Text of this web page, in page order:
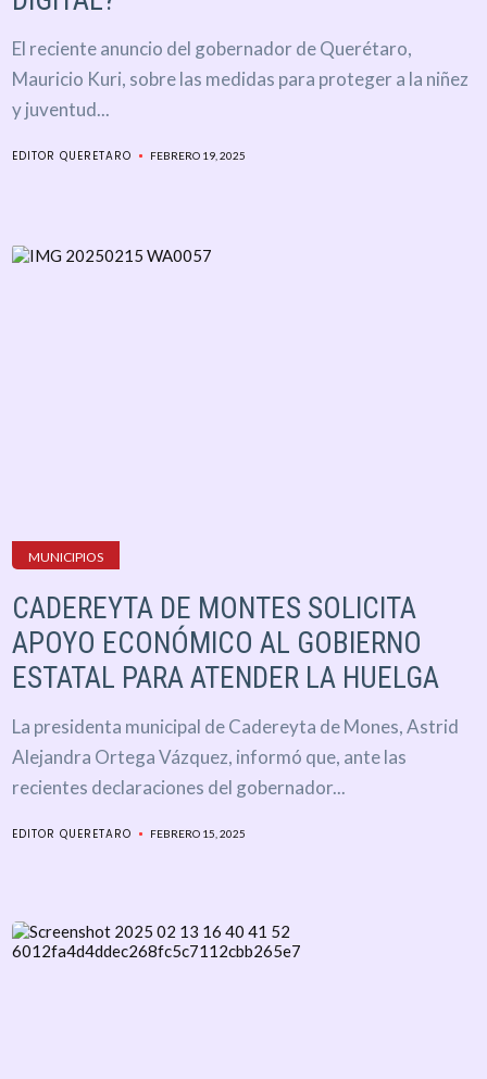
El reciente anuncio del gobernador de Querétaro,
Mauricio Kuri, sobre las medidas para proteger a la niñez
y juventud...
EDITOR QUERETARO FEBRERO 19, 2025
MUNICIPIOS
CADEREYTA DE MONTES SOLICITA
APOYO ECONÓMICO AL GOBIERNO
ESTATAL PARA ATENDER LA HUELGA
La presidenta municipal de Cadereyta de Mones, Astrid
Alejandra Ortega Vázquez, informó que, ante las
recientes declaraciones del gobernador...
EDITOR QUERETARO FEBRERO 15, 2025